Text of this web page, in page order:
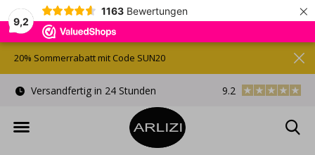
9,2
1163 Bewertungen ×
Versandfertig in 24 Stunden Kostenlose
9.2
20% Sommerrabatt mit Code SUN20